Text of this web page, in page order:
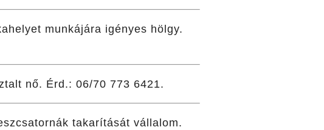
munkájára igényes hölgy.
nő. Érd.: 06/70 773 6421.
takarítását vállalom.